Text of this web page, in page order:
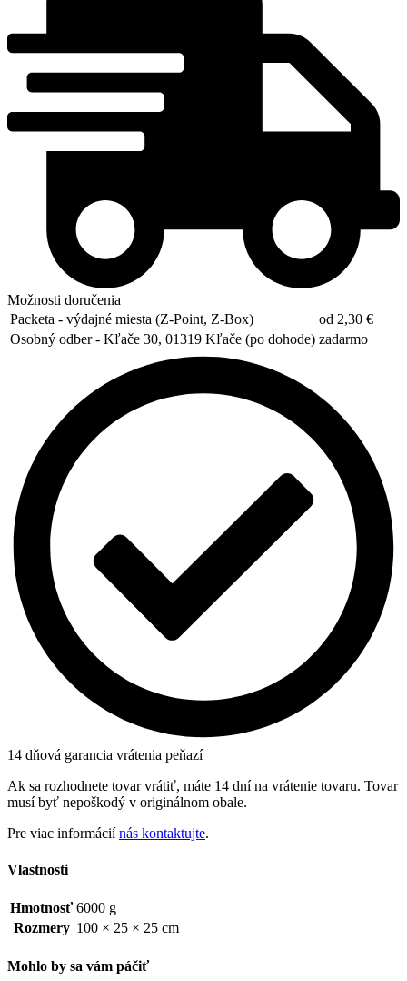
Možnosti doručenia
Packeta - výdajné miesta (Z-Point, Z-Box)
od 2,30 €
Osobný odber - Kľače 30, 01319 Kľače (po dohode) zadarmo
14 dňová garancia vrátenia peňazí
Ak sa rozhodnete tovar vrátiť, máte 14 dní na vrátenie tovaru. Tovar
musí byť nepoškodý v originálnom obale.
Pre viac informáciínás kontaktujte.
Vlastnosti
Hmotnosť 6000 g
Rozmery 100 × 25 × 25 cm
Mohlo by sa vám páčiť